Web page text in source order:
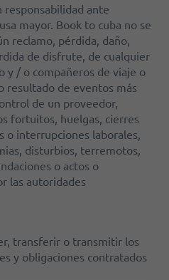
responsabilidad ante
mayor. Book to cuba no se
reclamo, pérdida, daño,
de disfrute, de cualquier
y / o compañeros de viaje o
resultado de eventos más
de un proveedor,
fortuitos, huelgas, cierres
o interrupciones laborales,
disturbios, terremotos,
o actos o
las autoridades
transferir o transmitir los
y obligaciones contratados